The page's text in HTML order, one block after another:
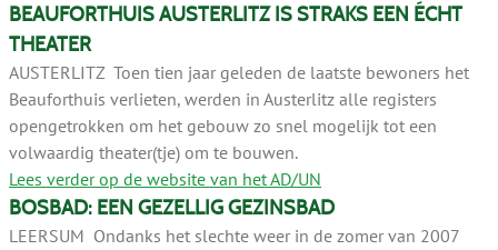
BEAUFORTHUIS AUSTERLITZ IS STRAKS EEN ÉCHT
THEATER
AUSTERLITZ Toen tien jaar geleden de laatste bewoners het
Beauforthuis verlieten, werden in Austerlitz alle registers
opengetrokken om het gebouw zo snel mogelijk tot een
volwaardig theater(tje) om te bouwen.
Lees verder op de website van het AD/UN
BOSBAD: EEN GEZELLIG GEZINSBAD
LEERSUM Ondanks het slechte weer in de zomer van 2007